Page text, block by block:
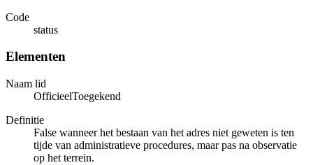
Code
status
Elementen
Naam lid
OfficieelToegekend
Definitie
False wanneer het bestaan van het adres niet geweten is ten
tijde van administratieve procedures, maar pas na observatie
op het terrein.